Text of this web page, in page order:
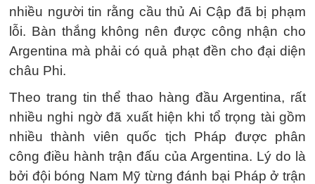
nhiều người tin rằng cầu thủ Ai Cập đã bị phạm
lỗi. Bàn thắng không nên được công nhận cho
Argentina mà phải có quả phạt đền cho đại diện
châu Phi.
Theo trang tin thể thao hàng đầu Argentina, rất
nhiều nghi ngờ đã xuất hiện khi tổ trọng tài gồm
nhiều thành viên quốc tịch Pháp được phân
công điều hành trận đấu của Argentina. Lý do là
bởi đội bóng Nam Mỹ từng đánh bại Pháp ở trận